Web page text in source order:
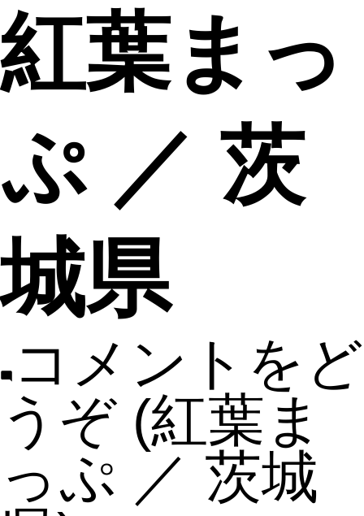
紅葉まっ
ぷ ／ 茨
城県
コメントをど
うぞ (紅葉ま
っぷ ／ 茨城